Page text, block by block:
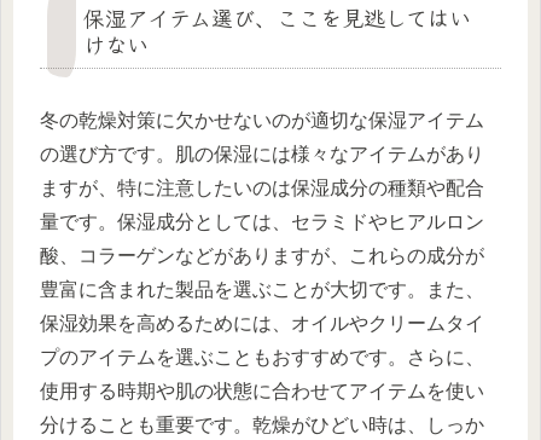
保湿アイテム選び、ここを見逃してはい
けない
冬の乾燥対策に欠かせないのが適切な保湿アイテム
の選び方です。肌の保湿には様々なアイテムがあり
ますが、特に注意したいのは保湿成分の種類や配合
量です。保湿成分としては、セラミドやヒアルロン
酸、コラーゲンなどがありますが、これらの成分が
豊富に含まれた製品を選ぶことが大切です。また、
保湿効果を高めるためには、オイルやクリームタイ
プのアイテムを選ぶこともおすすめです。さらに、
使用する時期や肌の状態に合わせてアイテムを使い
分けることも重要です。乾燥がひどい時は、しっか